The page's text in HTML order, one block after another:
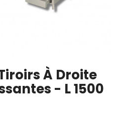
À Droite
- L 1500